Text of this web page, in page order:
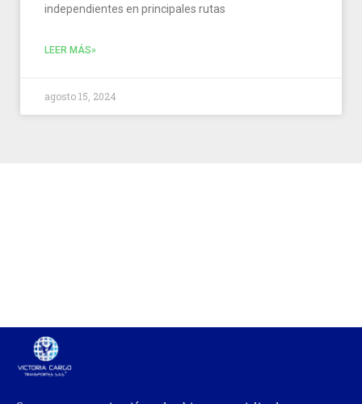
independientes en principales rutas
LEER MÁS»
agosto 15, 2024